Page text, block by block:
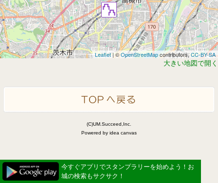
Leaflet| ©OpenStreetMapcontributors,CC-BY-SA
大きい地図で開く
(C)UM.Succeed,Inc.
Powered by idea canvas
今すぐアプリでスタンプラリーを始めよう！お
城の検索もサクサク！